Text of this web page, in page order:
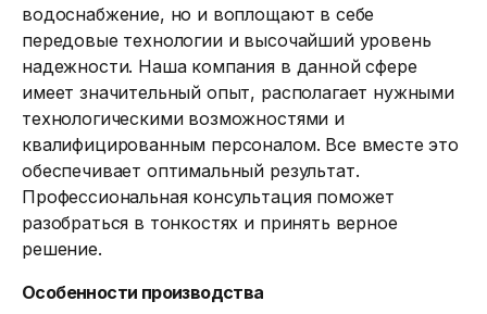
водоснабжение, но и воплощают в себе
передовые технологии и высочайший уровень
надежности. Наша компания в данной сфере
имеет значительный опыт, располагает нужными
технологическими возможностями и
квалифицированным персоналом. Все вместе это
обеспечивает оптимальный результат.
Профессиональная консультация поможет
разобраться в тонкостях и принять верное
решение.
Особенности производства